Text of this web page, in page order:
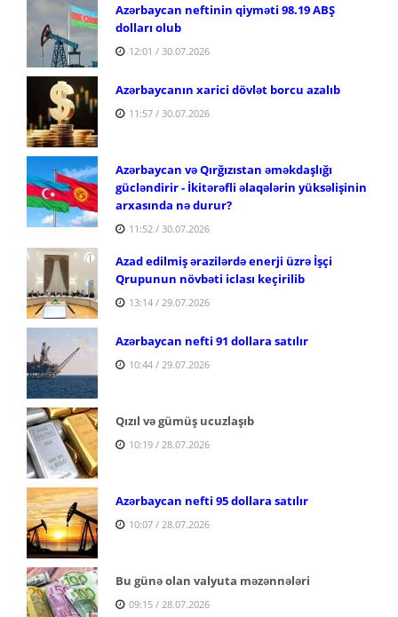
Azərbaycan neftinin qiyməti 98.19 ABŞ
dolları olub
12:01 / 30.07.2026
Azərbaycanın xarici dövlət borcu azalıb
11:57 / 30.07.2026
Azərbaycan və Qırğızıstan əməkdaşlığı
gücləndirir - İkitərəfli əlaqələrin yüksəlişinin
arxasında nə durur?
11:52 / 30.07.2026
Azad edilmiş ərazilərdə enerji üzrə İşçi
Qrupunun növbəti iclası keçirilib
13:14 / 29.07.2026
Azərbaycan nefti 91 dollara satılır
10:44 / 29.07.2026
Qızıl və gümüş ucuzlaşıb
10:19 / 28.07.2026
Azərbaycan nefti 95 dollara satılır
10:07 / 28.07.2026
Bu günə olan valyuta məzənnələri
09:15 / 28.07.2026